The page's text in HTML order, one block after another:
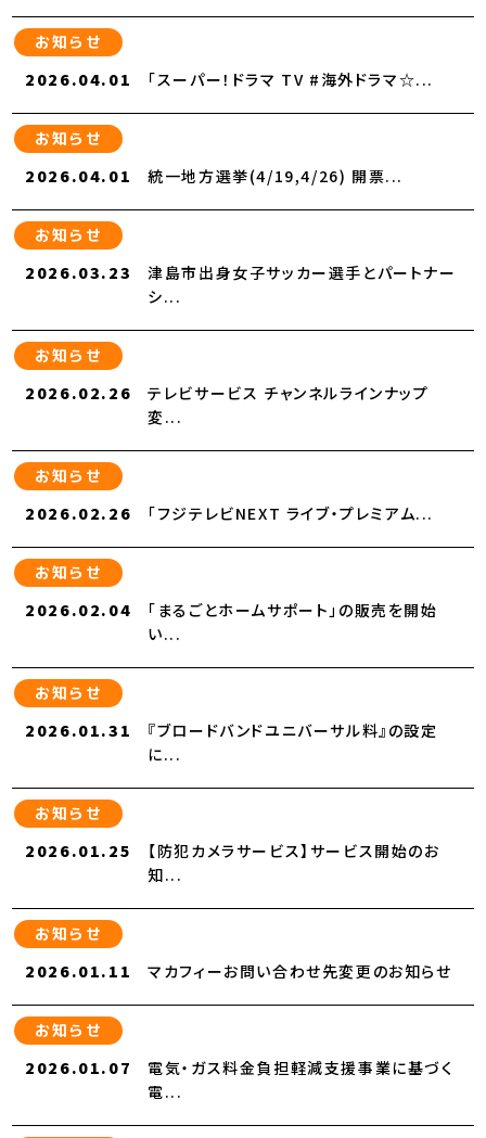
お知らせ
2026.04.01 「スーパー！ドラマ TV #海外ドラマ☆...
お知らせ
2026.04.01 統一地方選挙(4/19,4/26) 開票...
お知らせ
2026.03.23
津島市出身女子サッカー選手とパートナー
シ...
お知らせ
2026.02.26
テレビサービス チャンネルラインナップ
変...
お知らせ
2026.02.26 「フジテレビNEXT ライブ・プレミアム...
お知らせ
2026.02.04
「まるごとホームサポート」の販売を開始
い...
お知らせ
2026.01.31
『ブロードバンドユニバーサル料』の設定
に...
お知らせ
2026.01.25
【防犯カメラサービス】サービス開始のお
知...
お知らせ
2026.01.11 マカフィーお問い合わせ先変更のお知らせ
お知らせ
2026.01.07
電気・ガス料金負担軽減支援事業に基づく
電...